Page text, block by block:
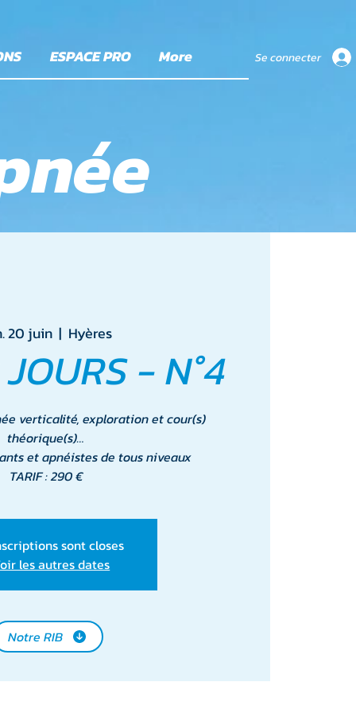
ESPACE PRO More Se connecter
20 juin
  |
Hyères
- N°4
verticalité, exploration et cour(s)
théorique(s)…
et apnéistes de tous niveaux
TARIF : 290 €
sont closes
les autres dates
Notre RIB